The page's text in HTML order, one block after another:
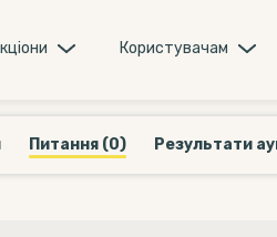
Користувачам
Питання (0) Результати